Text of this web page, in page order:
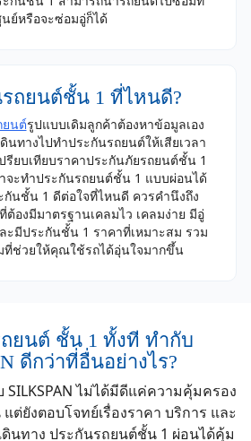
ย์หรือจะซ่อมอู่ก็ได้
ถยนต์ชั้น 1 ที่ไหนดี?
นต์รูปแบบเดิมลูกค้าต้องหาข้อมูลเอง
นทางไปทำประกันรถยนต์ให้เสียเวลา
รียบเทียบราคาประกันภัยรถยนต์ชั้น 1
าจะทำประกันรถยนต์ชั้น 1 แบบผ่อนได้
กันชั้น 1 ดีต่อใจที่ไหนดี ควรคำนึงถึง
องมีมาตรฐานเคลมไว เคลมง่าย มีอู่
ะมีประกันชั้น 1 ราคาที่เหมาะสม รวม
ที่ช่วยให้คุณใช้รถได้อุ่นใจมากขึ้น
ยนต์ ชั้น 1 ทั้งที ทำกับ
ดีกว่าที่อื่นอย่างไร?
ไม่ได้มีดีแค่ความคุ้มครอง
ยังตอบโจทย์เรื่องราคา บริการ และ
นทาง ประกันรถยนต์ชั้น 1 ผ่อนได้คุ้ม